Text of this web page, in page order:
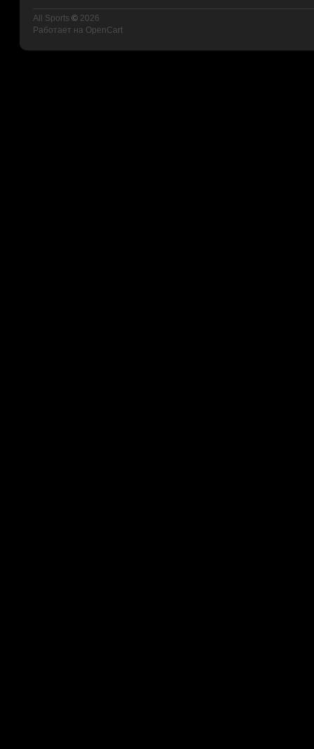
All Sports © 2026
Работает на OpenCart